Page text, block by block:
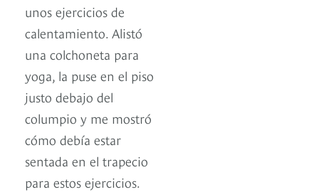
unos ejercicios de
calentamiento. Alistó
una colchoneta para
yoga, la puse en el piso
justo debajo del
columpio y me mostró
cómo debía estar
sentada en el trapecio
para estos ejercicios.